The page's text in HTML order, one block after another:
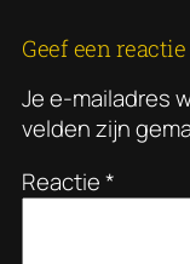
Geef een reactie
Je e-mailadres
velden zijn
Reactie*